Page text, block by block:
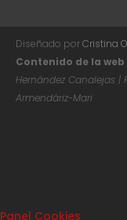
Diseñado porCristina
Contenido de la
Hernández Canalejas |
Armendáriz-Mari
Panel Cookies